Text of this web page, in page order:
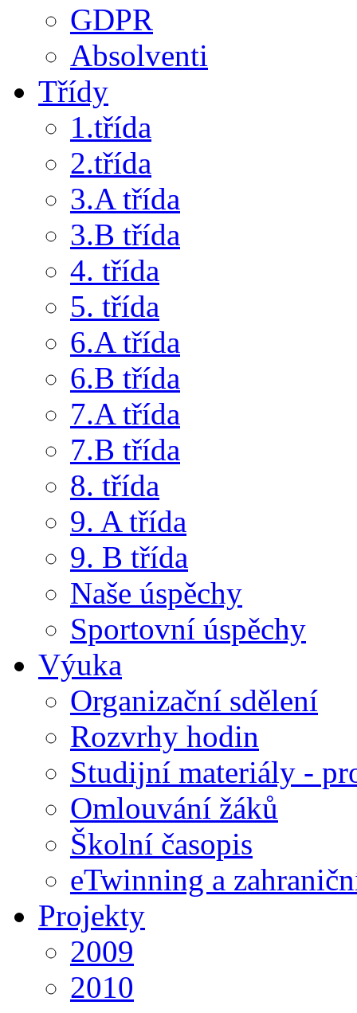
GDPR
Absolventi
Třídy
1.třída
2.třída
3.A třída
3.B třída
4. třída
5. třída
6.A třída
6.B třída
7.A třída
7.B třída
8. třída
9. A třída
9. B třída
Naše úspěchy
Sportovní úspěchy
Výuka
Organizační sdělení
Rozvrhy hodin
Studijní materiály -
Omlouvání žáků
Školní časopis
eTwinning a
Projekty
2009
2010